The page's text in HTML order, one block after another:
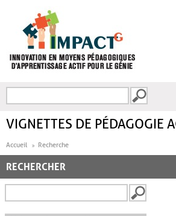
FORMULAIRE DE
VIGNETTES DE PÉDAGOGIE
Accueil Recherche
RECHERCHER